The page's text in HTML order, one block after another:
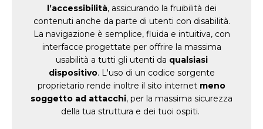
l’accessibilità, assicurando la fruibilità dei
contenuti anche da parte di utenti con disabilità.
La navigazione è semplice, fluida e intuitiva, con
interfacce progettate per offrire la massima
usabilità a tutti gli utenti da qualsiasi
dispositivo. L'uso di un codice sorgente
proprietario rende inoltre il sito internet meno
soggetto ad attacchi, per la massima sicurezza
della tua struttura e dei tuoi ospiti.